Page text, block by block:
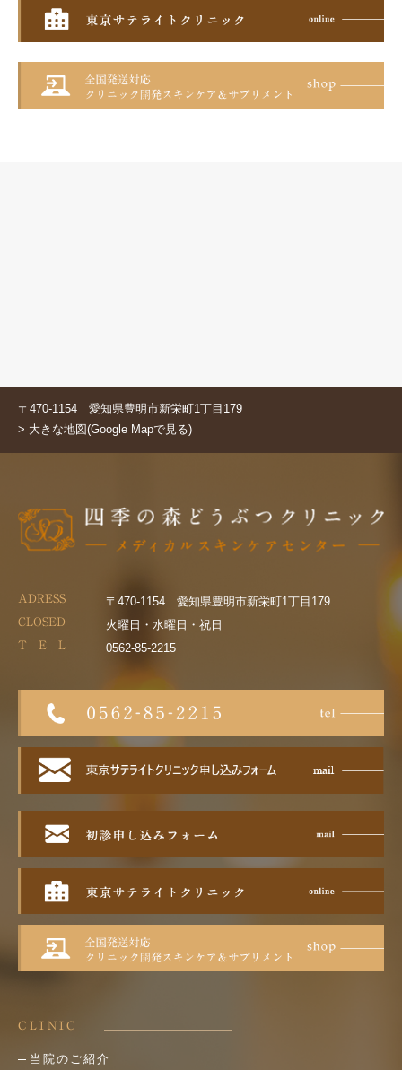
〒470-1154 愛知県豊明市新栄町1丁目179
> 大きな地図(Google Mapで見る)
ADRESS 〒470-1154 愛知県豊明市新栄町1丁目179
CLOSED 火曜日・水曜日・祝日
T E L 0562-85-2215
CLINIC
当院のご紹介